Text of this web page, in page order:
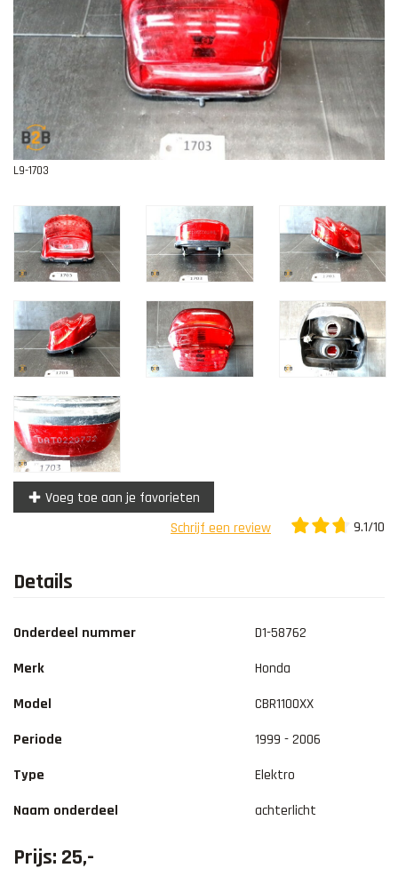
Contact
L9-1703
Voeg toe aan je favorieten
Schrijf een review
9.1/10
Details
Onderdeel nummer
D1-58762
Merk
Honda
Model
CBR1100XX
Periode
1999 - 2006
Type
Elektro
Naam onderdeel
achterlicht
Prijs: 25,-